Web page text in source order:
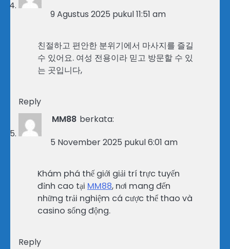
9 Agustus 2025 pukul 11:51 am
친절하고 편안한 분위기에서 마사지를 즐길
수 있어요. 여성 전용이라 믿고 방문할 수 있
는 곳입니다,
Reply
MM88 berkata:
5 November 2025 pukul 6:01 am
Khám phá thế giới giải trí trực tuyến
đỉnh cao tại MM88, nơi mang đến
những trải nghiệm cá cược thể thao và
casino sống động.
Reply